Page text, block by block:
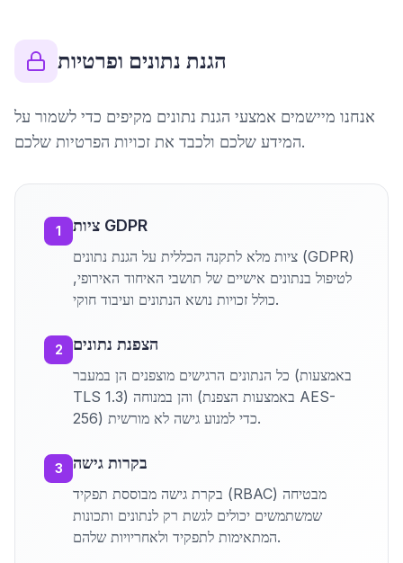
הגנת נתונים ופרטיות
אנחנו מיישמים אמצעי הגנת נתונים מקיפים כדי לשמור על
המידע שלכם ולכבד את זכויות הפרטיות שלכם.
1 ציות GDPR
ציות מלא לתקנה הכללית על הגנת נתונים (GDPR)
לטיפול בנתונים אישיים של תושבי האיחוד האירופי,
כולל זכויות נושא הנתונים ועיבוד חוקי.
2 הצפנת נתונים
כל הנתונים הרגישים מוצפנים הן במעבר (באמצעות
TLS 1.3) והן במנוחה (באמצעות הצפנת AES-
256) כדי למנוע גישה לא מורשית.
3 בקרות גישה
בקרת גישה מבוססת תפקיד (RBAC) מבטיחה
שמשתמשים יכולים לגשת רק לנתונים ותכונות
המתאימות לתפקיד ולאחריויות שלהם.